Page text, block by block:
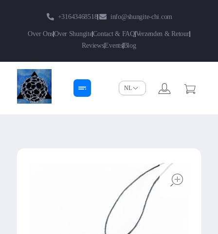
+31643468518 info@shungite-chi.com
Over OnsOver ShungiteContact & FAQVerzenden & Retour
ReviewsEventsBlog